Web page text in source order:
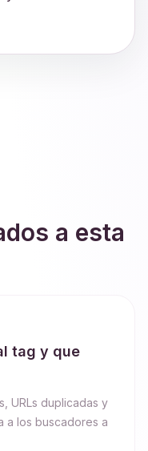
a esta
tag y que
URLs duplicadas y
a los buscadores a